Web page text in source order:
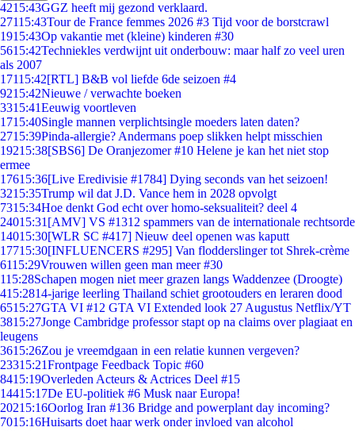
4215:43GGZ heeft mij gezond verklaard.
27115:43Tour de France femmes 2026 #3 Tijd voor de borstcrawl
1915:43Op vakantie met (kleine) kinderen #30
5615:42Techniekles verdwijnt uit onderbouw: maar half zo veel uren
als 2007
17115:42[RTL] B&B vol liefde 6de seizoen #4
9215:42Nieuwe / verwachte boeken
3315:41Eeuwig voortleven
1715:40Single mannen verplichtsingle moeders laten daten?
2715:39Pinda-allergie? Andermans poep slikken helpt misschien
19215:38[SBS6] De Oranjezomer #10 Helene je kan het niet stop
ermee
17615:36[Live Eredivisie #1784] Dying seconds van het seizoen!
3215:35Trump wil dat J.D. Vance hem in 2028 opvolgt
7315:34Hoe denkt God echt over homo-seksualiteit? deel 4
24015:31 [AMV] VS #1312 spammers van de internationale rechtsorde
14015:30[WLR SC #417] Nieuw deel openen was kaputt
17715:30[INFLUENCERS #295] Van flodderslinger tot Shrek-crème
6115:29Vrouwen willen geen man meer #30
115:28Schapen mogen niet meer grazen langs Waddenzee (Droogte)
415:2814-jarige leerling Thailand schiet grootouders en leraren dood
6515:27GTA VI #12 GTA VI Extended look 27 Augustus Netflix/YT
3815:27Jonge Cambridge professor stapt op na claims over plagiaat en
leugens
3615:26Zou je vreemdgaan in een relatie kunnen vergeven?
23315:21Frontpage Feedback Topic #60
8415:19Overleden Acteurs & Actrices Deel #15
14415:17De EU-politiek #6 Musk naar Europa!
20215:16Oorlog Iran #136 Bridge and powerplant day incoming?
7015:16Huisarts doet haar werk onder invloed van alcohol